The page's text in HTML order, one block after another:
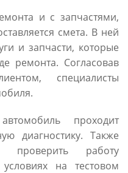
и с запчастями,
смета. В ней
и запчасти, которые
ремонта. Согласовав
специалисты
проходит
диагностику. Также
проверить работу
на тестовом